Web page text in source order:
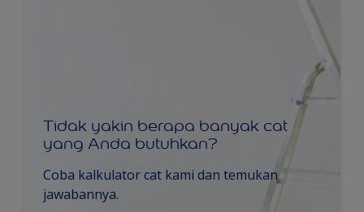
Tidak yakin berapa banyak cat
yang Anda butuhkan?
Coba kalkulator cat kami dan temukan
jawabannya.